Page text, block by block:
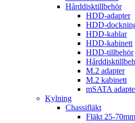
Hårddisktillbehör
HDD-adapter
HDD-
HDD-kablar
HDD-kabinett
HDD-tillbehör
M.2 adapter
M.2 kabinett
mSATA
Kylning
Chassifläkt
Fläkt 25-70mm